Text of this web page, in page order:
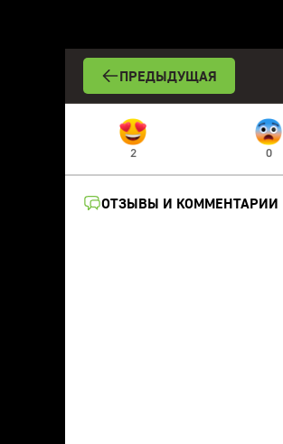
ПРЕДЫДУЩАЯ
2 0
ОТЗЫВЫ И КОММЕНТАРИИ